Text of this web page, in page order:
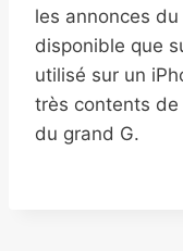
les annonces du
disponible que
utilisé sur un
très contents de
du grand G.